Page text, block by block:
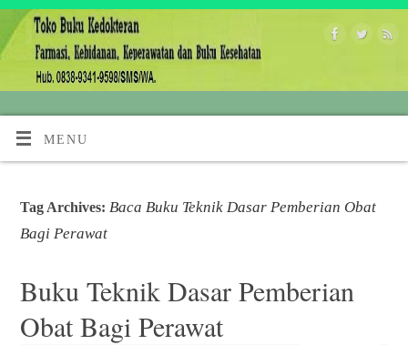
MENU
Tag Archives: Baca Buku Teknik Dasar Pemberian Obat
Bagi Perawat
Buku Teknik Dasar Pemberian
Obat Bagi Perawat